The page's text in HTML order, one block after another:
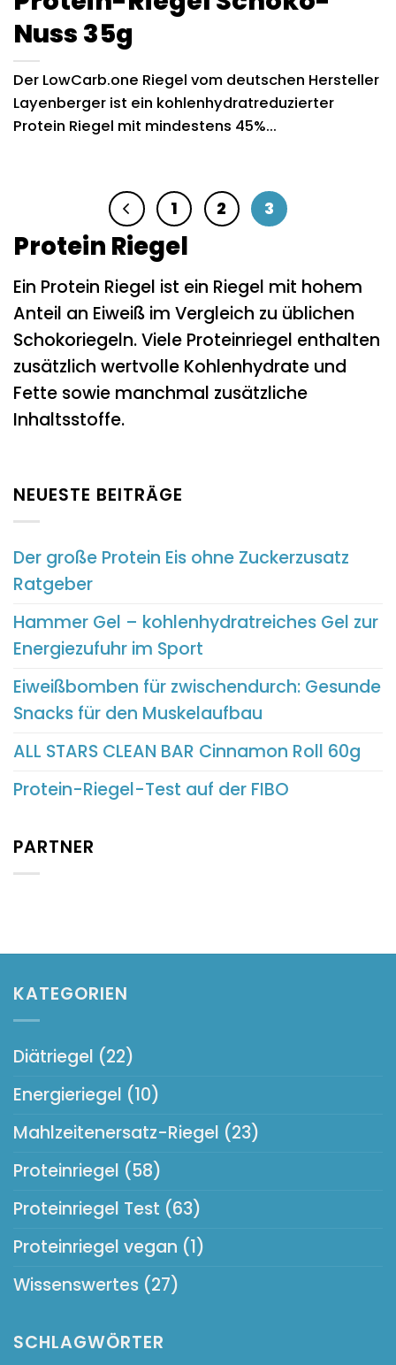
Nuss 35g
Der LowCarb.one Riegel vom deutschen Hersteller
Layenberger ist ein kohlenhydratreduzierter
Protein Riegel mit mindestens 45%...
1 2 3
Protein Riegel
Ein Protein Riegel ist ein Riegel mit hohem
Anteil an Eiweiß im Vergleich zu üblichen
Schokoriegeln. Viele Proteinriegel enthalten
zusätzlich wertvolle Kohlenhydrate und
Fette sowie manchmal zusätzliche
Inhaltsstoffe.
NEUESTE BEITRÄGE
Der große Protein Eis ohne Zuckerzusatz
Ratgeber
Hammer Gel – kohlenhydratreiches Gel zur
Energiezufuhr im Sport
Eiweißbomben für zwischendurch: Gesunde
Snacks für den Muskelaufbau
ALL STARS CLEAN BAR Cinnamon Roll 60g
Protein-Riegel-Test auf der FIBO
PARTNER
KATEGORIEN
Diätriegel (22)
Energieriegel (10)
Mahlzeitenersatz-Riegel (23)
Proteinriegel (58)
Proteinriegel Test (63)
Proteinriegel vegan (1)
Wissenswertes (27)
SCHLAGWÖRTER